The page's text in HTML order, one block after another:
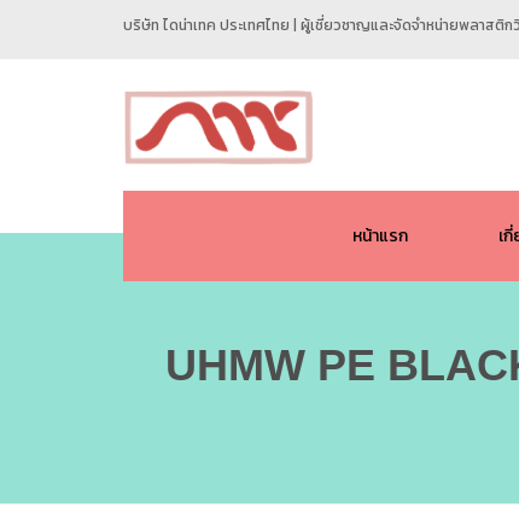
บริษัท ไดน่าเทค ประเทศไทย | ผู้เชี่ยวชาญและจัดจำหน่ายพลาสติ
หน้าแรก เ
UHMW PE